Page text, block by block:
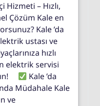
Hizmeti – Hızlı,
Çözüm Kale en
Kale ’da
ustası ve
hızlı
elektrik servisi
Kale ’da
Müdahale Kale
ve